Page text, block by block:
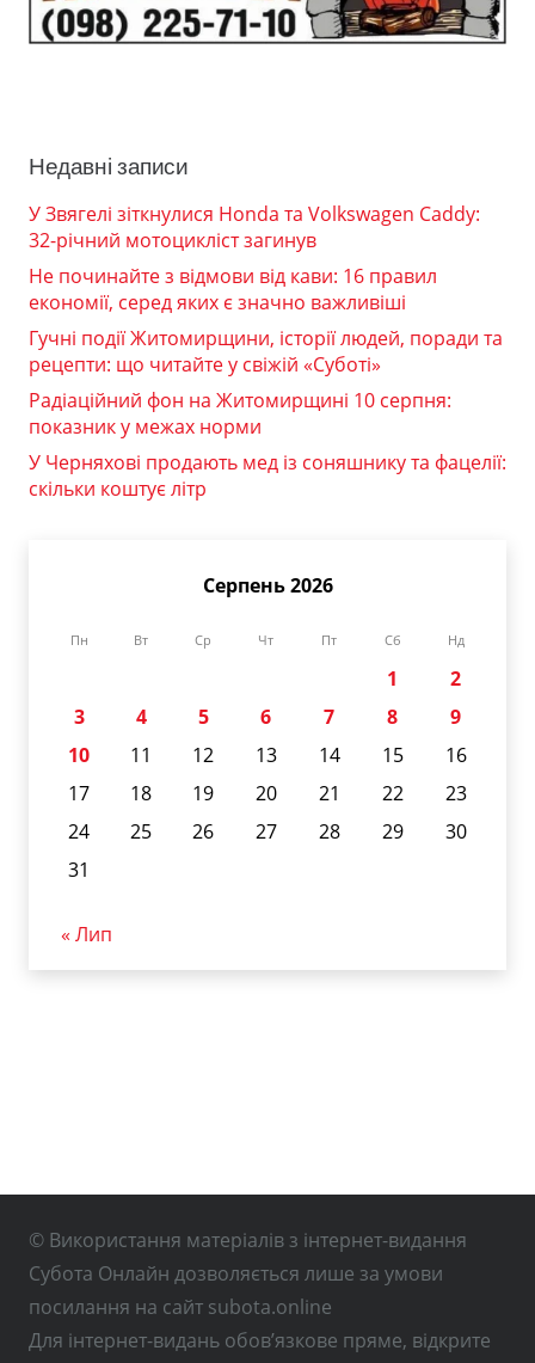
Недавні записи
У Звягелі зіткнулися Honda та Volkswagen Caddy:
32-річний мотоцикліст загинув
Не починайте з відмови від кави: 16 правил
економії, серед яких є значно важливіші
Гучні події Житомирщини, історії людей, поради та
рецепти: що читайте у свіжій «Суботі»
Радіаційний фон на Житомирщині 10 серпня:
показник у межах норми
У Черняхові продають мед із соняшнику та фацелії:
скільки коштує літр
Серпень 2026
Пн Вт Ср Чт Пт Сб Нд
1
2
3
4 5 6 7 8
9
10
11 12 13 14 15
16
17
18 19 20 21 22
23
24
25 26 27 28 29
30
31
« Лип
© Використання матеріалів з інтернет-видання
Субота Онлайн дозволяється лише за умови
посилання на сайт subota.online
Для інтернет-видань обов’язкове пряме, відкрите